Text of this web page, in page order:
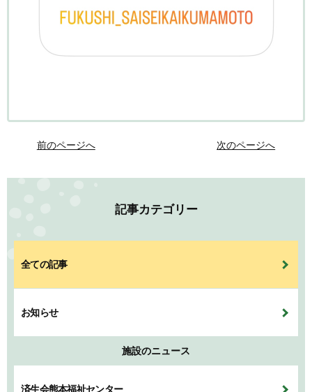
記事カテゴリー
全ての記事
お知らせ
施設のニュース
済生会熊本福祉センター
前のページへ 次のページへ